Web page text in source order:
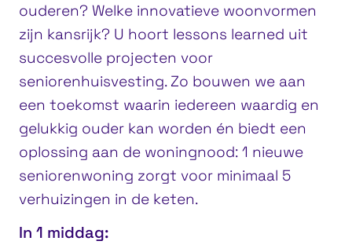
ouderen? Welke innovatieve woonvormen
zijn kansrijk? U hoort lessons learned uit
succesvolle projecten voor
seniorenhuisvesting. Zo bouwen we aan
een toekomst waarin iedereen waardig en
gelukkig ouder kan worden én biedt een
oplossing aan de woningnood: 1 nieuwe
seniorenwoning zorgt voor minimaal 5
verhuizingen in de keten.
In 1 middag: